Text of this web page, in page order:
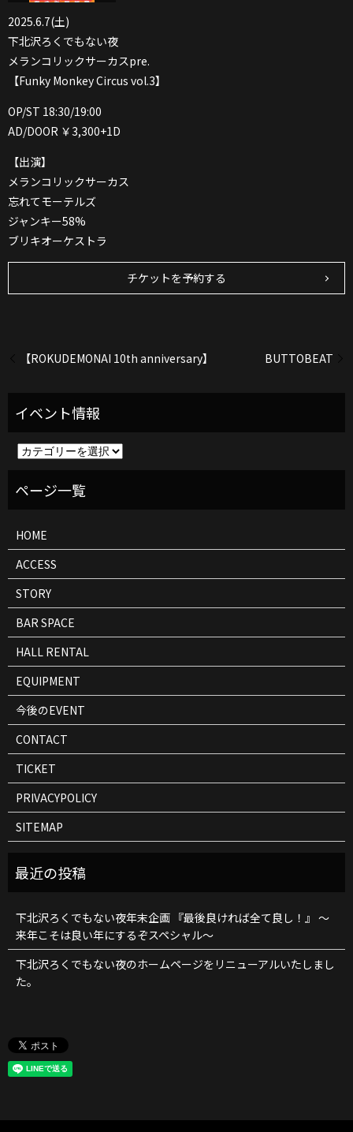
2025.6.7(土)
下北沢ろくでもない夜
メランコリックサーカスpre.
【Funky Monkey Circus vol.3】
OP/ST 18:30/19:00
AD/DOOR ￥3,300+1D
【出演】
メランコリックサーカス
忘れてモーテルズ
ジャンキー58%
ブリキオーケストラ
チケットを予約する
【ROKUDEMONAI 10th anniversary】 BUTTOBEAT
ト
HOME
ACCESS
STORY
BAR SPACE
HALL RENTAL
EQUIPMENT
今後のEVENT
CONTACT
TICKET
PRIVACYPOLICY
SITEMAP
下北沢ろくでもない夜年末企画 『最後良ければ全て良し！』 ～
来年こそは良い年にするぞスペシャル～
下北沢ろくでもない夜のホームページをリニューアルいたしまし
た。